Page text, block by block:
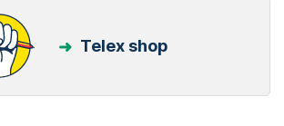
Telex shop